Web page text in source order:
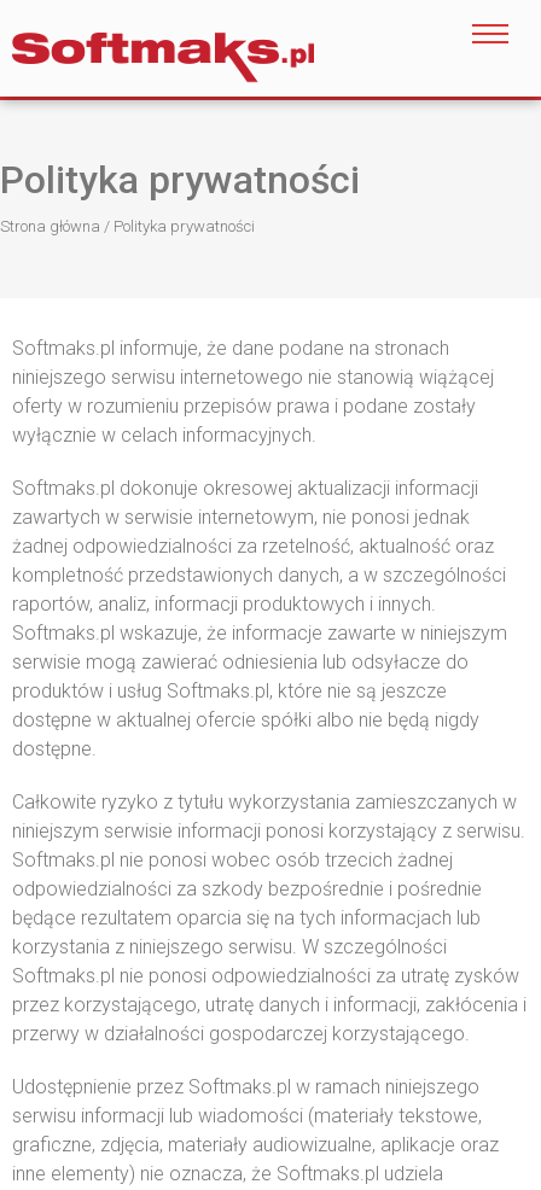
Polityka prywatności
Strona główna / Polityka prywatności
Softmaks.pl informuje, że dane podane na stronach
niniejszego serwisu internetowego nie stanowią wiążącej
oferty w rozumieniu przepisów prawa i podane zostały
wyłącznie w celach informacyjnych.
Softmaks.pl dokonuje okresowej aktualizacji informacji
zawartych w serwisie internetowym, nie ponosi jednak
żadnej odpowiedzialności za rzetelność, aktualność oraz
kompletność przedstawionych danych, a w szczególności
raportów, analiz, informacji produktowych i innych.
Softmaks.pl wskazuje, że informacje zawarte w niniejszym
serwisie mogą zawierać odniesienia lub odsyłacze do
produktów i usług Softmaks.pl, które nie są jeszcze
dostępne w aktualnej ofercie spółki albo nie będą nigdy
dostępne.
Całkowite ryzyko z tytułu wykorzystania zamieszczanych w
niniejszym serwisie informacji ponosi korzystający z serwisu.
Softmaks.pl nie ponosi wobec osób trzecich żadnej
odpowiedzialności za szkody bezpośrednie i pośrednie
będące rezultatem oparcia się na tych informacjach lub
korzystania z niniejszego serwisu. W szczególności
Softmaks.pl nie ponosi odpowiedzialności za utratę zysków
przez korzystającego, utratę danych i informacji, zakłócenia i
przerwy w działalności gospodarczej korzystającego.
Udostępnienie przez Softmaks.pl w ramach niniejszego
serwisu informacji lub wiadomości (materiały tekstowe,
graficzne, zdjęcia, materiały audiowizualne, aplikacje oraz
inne elementy) nie oznacza, że Softmaks.pl udziela